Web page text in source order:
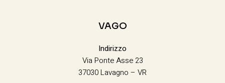
VAGO
Indirizzo
Via Ponte Asse 23
37030 Lavagno – VR